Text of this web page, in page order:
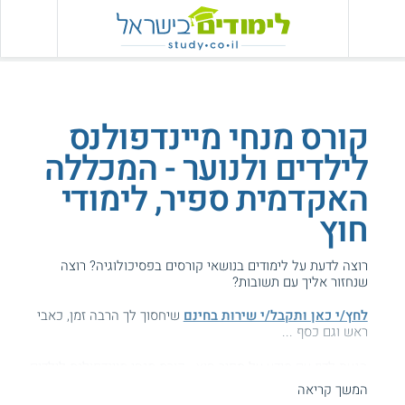
קורס מנחי מיינדפולנס
לילדים ולנוער - המכללה
האקדמית ספיר, לימודי
חוץ
רוצה לדעת על לימודים בנושאי קורסים בפסיכולוגיה? רוצה
שנחזור אליך עם תשובות?
לחץ/י כאן ותקבל/י שירות בחינם שיחסוך לך הרבה זמן, כאבי
ראש וגם כסף ...
ולנוער.
המשך קריאה